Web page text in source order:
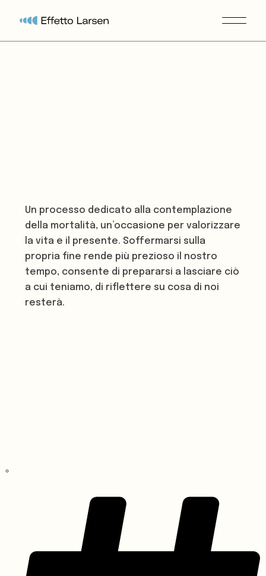
Un processo dedicato alla contemplazione
della mortalità, un’occasione per valorizzare
la vita e il presente. Soffermarsi sulla
propria fine rende più prezioso il nostro
tempo, consente di prepararsi a lasciare ciò
a cui teniamo, di riflettere su cosa di noi
resterà.